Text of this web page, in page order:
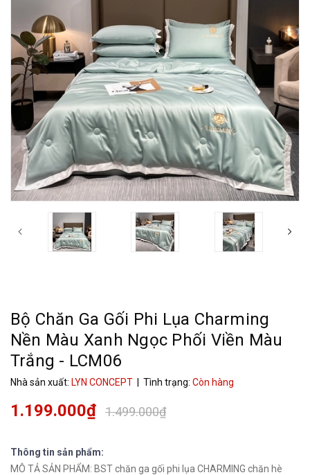
Bộ Chăn Ga Gối Phi Lụa Charming
Nền Màu Xanh Ngọc Phối Viền Màu
Trắng - LCM06
Nhà sản xuất: LYN CONCEPT | Tình trạng: Còn hàng
1.199.000₫ 1.499.000₫
Thông tin sản phẩm:
MÔ TẢ SẢN PHẨM: BST chăn ga gối phi lụa CHARMING chăn hè